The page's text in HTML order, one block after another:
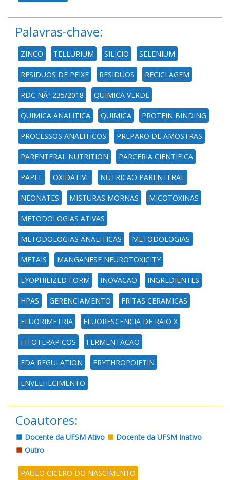
Palavras-chave:
ZINCO TELLURIUM SILICIO SELENIUM
RESIDUOS DE PEIXE RESIDUOS RECICLAGEM
RDC NÂº 235/2018 QUIMICA VERDE
QUIMICA ANALITICA QUIMICA PROTEIN BINDING
PROCESSOS ANALITICOS PREPARO DE AMOSTRAS
PARENTERAL NUTRITION PARCERIA CIENTIFICA
PAPEL OXIDATIVE NUTRICAO PARENTERAL
NEONATES MISTURAS MORNAS MICOTOXINAS
METODOLOGIAS ATIVAS
METODOLOGIAS ANALITICAS METODOLOGIAS
METAIS MANGANESE NEUROTOXICITY
LYOPHILIZED FORM INOVACAO INGREDIENTES
HPAS GERENCIAMENTO FRITAS CERAMICAS
FLUORIMETRIA FLUORESCENCIA DE RAIO X
FITOTERAPICOS FERMENTACAO
FDA REGULATION ERYTHROPOIETIN
ENVELHECIMENTO
Coautores:
Docente da UFSM Ativo
Docente da UFSM Inativo
Outro
PAULO CICERO DO NASCIMENTO